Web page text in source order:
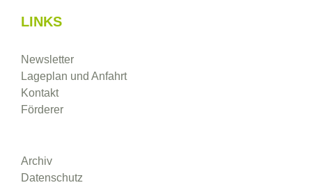
LINKS
Newsletter
Lageplan und Anfahrt
Kontakt
Förderer
Archiv
Datenschutz